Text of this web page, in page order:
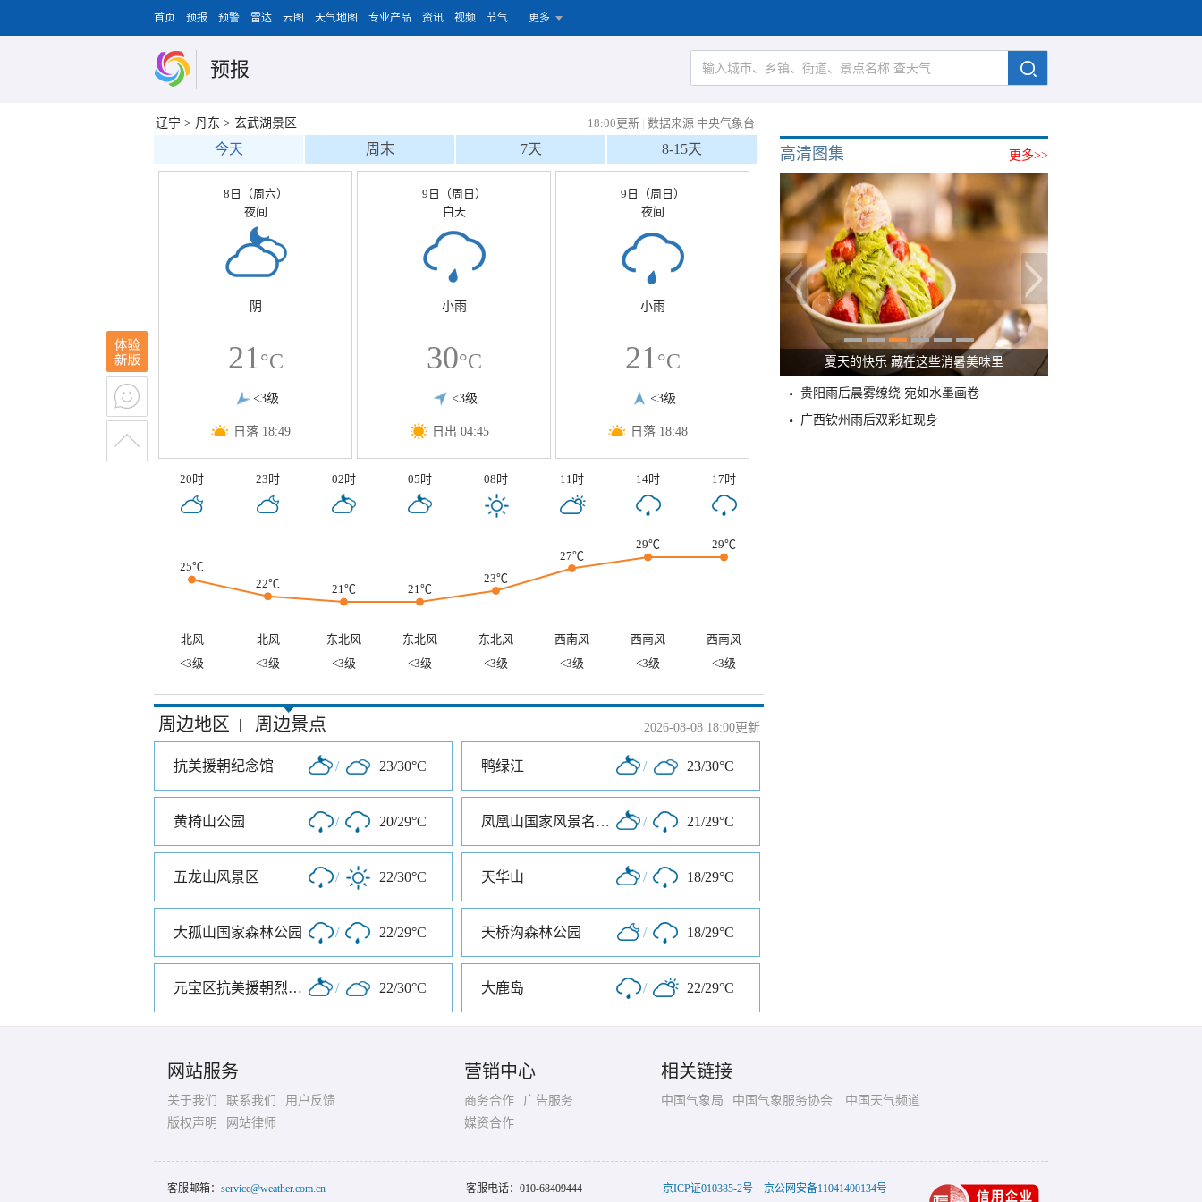
首页 预报 预警 雷达 云图 天气地图 专业产品 资讯 视频 节气 更多
预报
辽宁 > 丹东 > 玄武湖景区 18:00更新 | 数据来源 中央气象台
今天 周末 7天 8-15天
8日（周六）
夜间
阴
21°C
<3级
日落 18:49
9日（周日）
白天
小雨
30°C
<3级
日出 04:45
9日（周日）
夜间
小雨
21°C
<3级
日落 18:48
20时 23时 02时 05时 08时 11时 14时 17时
25℃
22℃
21℃ 21℃
23℃
27℃
29℃ 29℃
北风 北风 东北风 东北风 东北风 西南风 西南风
西南风
<3级
<3级 <3级 <3级 <3级 <3级 <3级 <3级
周边地区 | 周边景点 2026-08-08 18:00更新
抗美援朝纪念馆 / 23/30°C 鸭绿江 / 23/30°C
黄椅山公园 / 20/29°C 凤凰山国家风景名胜区 / 21/29°C
五龙山风景区 / 22/30°C 天华山 / 18/29°C
大孤山国家森林公园 / 22/29°C 天桥沟森林公园 / 18/29°C
元宝区抗美援朝烈士陵园 / 22/30°C 大鹿岛 / 22/29°C
更多>>
高清图集
夏天的快乐 藏在这些消暑美味里
贵阳雨后晨雾缭绕 宛如水墨画卷
广西钦州雨后双彩虹现身
网站服务
关于我们 联系我们
用户反馈
版权声明
网站律师
营销中心
商务合作
广告服务
媒资合作
相关链接
中国气象局 中国气象服务协会 中国天气频道
客服邮箱： service@weather.com.cn 客服电话： 010-68409444 京ICP证010385-2号 京公网安备11041400134号